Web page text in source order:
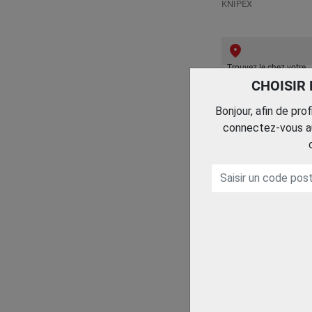
KNIPEX
Trouvez le chez votre
CHOISIR
Bonjour, afin de
connectez-vous